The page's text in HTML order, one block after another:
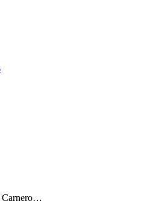
Carnero…